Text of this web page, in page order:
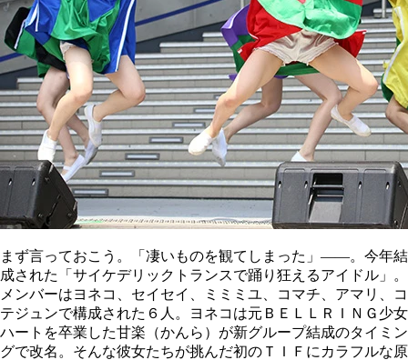
まず言っておこう。「凄いものを観てしまった」――。今年結
成された「サイケデリックトランスで踊り狂えるアイドル」。
メンバーはヨネコ、セイセイ、ミミミユ、コマチ、アマリ、コ
テジュンで構成された６人。ヨネコは元ＢＥＬＬＲＩＮＧ少女
ハートを卒業した甘楽（かんら）が新グループ結成のタイミン
グで改名。そんな彼女たちが挑んだ初のＴＩＦにカラフルな原